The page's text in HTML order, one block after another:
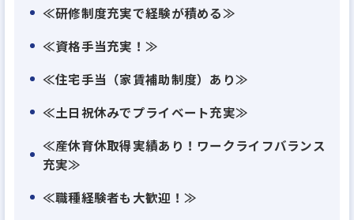
ロパティマネジメント、金融商品仲介、不動産流動
には投資情報メディアの運営まで、グループ一体でお
客様のニーズに応えてきました。
多様な事業領域があるからこそ、社員一人ひとりの
また、アセットリードは 人と社会と環境にやさしい
企業を目指し、SDGsや社会貢献活動にも積極的に取
≪研修制度充実で経験が積める≫
≪資格手当充実！≫
≪住宅手当（家賃補助制度）あり≫
≪土日祝休みでプライベート充実≫
≪産休育休取得実績あり！ワークライフバランス
充実≫
≪職種経験者も大歓迎！≫